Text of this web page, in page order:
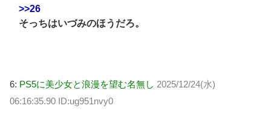
>>26
そっちはいづみのほうだろ。
6: PS5に美少女と浪漫を望む名無し 2025/12/24(水)
06:16:35.90 ID:ug951nvy0